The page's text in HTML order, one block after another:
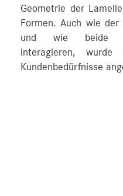
Geometrie der
Formen. Auch wie
und wie beide
interagieren,
Kundenbedürfnisse